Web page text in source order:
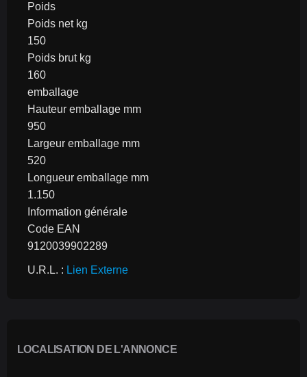
Poids
Poids net kg
150
Poids brut kg
160
emballage
Hauteur emballage mm
950
Largeur emballage mm
520
Longueur emballage mm
1.150
Information générale
Code EAN
9120039902289
U.R.L. : Lien Externe
LOCALISATION DE L'ANNONCE